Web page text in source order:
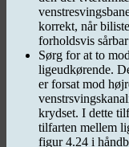
korrekt, når
forholdsvis
Sørg for at to
ligeudkørende.
er forsat mod
krydset. I dette
tilfarten mellem
figur 4.24 i